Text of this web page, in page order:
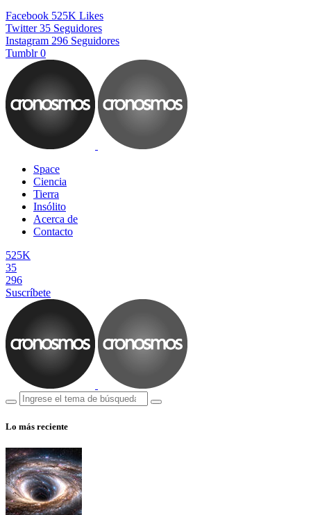
Facebook 525K Likes
Twitter 35 Seguidores
Instagram 296 Seguidores
Tumblr 0
Space
Ciencia
Tierra
Insólito
Acerca de
Contacto
525K
35
296
Suscríbete
Lo más reciente